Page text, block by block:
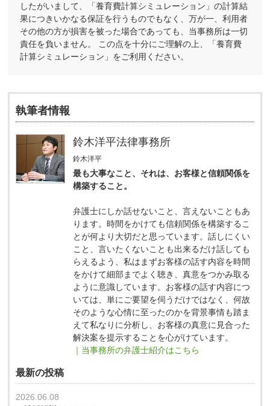
したがいまして、「養育費計算シミュレーション」の計算結
果につきいかなる保証を行うものでもなく、万が一、利用者
その他の方が損害を被った場合であっても、当事務所は一切
責任を負いません。 この点を十分にご理解の上、「養育費
計算シミュレーション」をご利用ください。
執筆者情報
鈴木洋平法律事務所
鈴木洋平
最も大事なこと、それは、お客様と信頼関係を
構築すること。
弁護士にしか話せないこと、言えないこともあ
ります。時間をかけても信頼関係を構築するこ
とが何より大切だと思っています。話しにくい
こと、言いたくないことも出来るだけ話しても
らえるよう、私はまずお客様の話す内容を時間
をかけて細部までよく聴き、真意をつかみ取る
ように意識しています。お客様の話す内容につ
いては、単にご要望を伺うだけではなく、何故
そのような心情に至ったのかを背景事情も踏ま
えて私なりに分析し、お客様の真意に見合った
解決案を提示することを心がけています。
｜当事務所の弁護士紹介はこちら
最新の投稿
2026.06.08